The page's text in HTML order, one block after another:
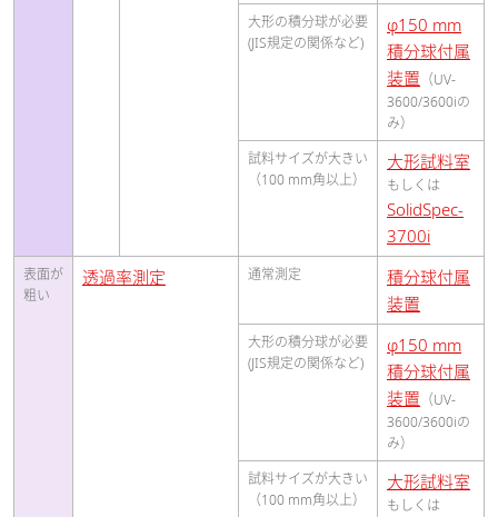
大形の積分球が必要
(JIS規定の関係など)
φ150 mm
積分球付属
装置 （UV-
3600/3600iの
み）
試料サイズが大きい
（100 mm角以上）
大形試料室
もしくは
SolidSpec-
3700i
表面が
粗い
透過率測定 通常測定
積分球付属
装置
大形の積分球が必要
(JIS規定の関係など)
φ150 mm
積分球付属
装置 （UV-
3600/3600iの
み）
試料サイズが大きい
（100 mm角以上）
大形試料室
もしくは